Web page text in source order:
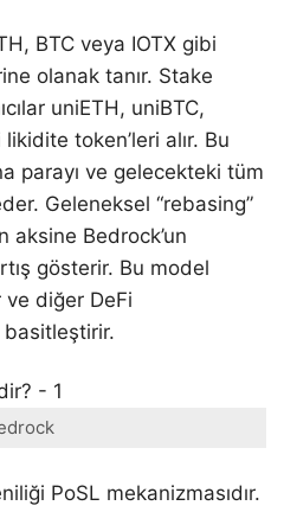
BTC veya IOTX gibi
olanak tanır. Stake
uniETH, uniBTC,
token’leri alır. Bu
parayı ve gelecekteki tüm
Geleneksel “rebasing”
aksine Bedrock’un
gösterir. Bu model
ve diğer DeFi
PoSL mekanizmasıdır.